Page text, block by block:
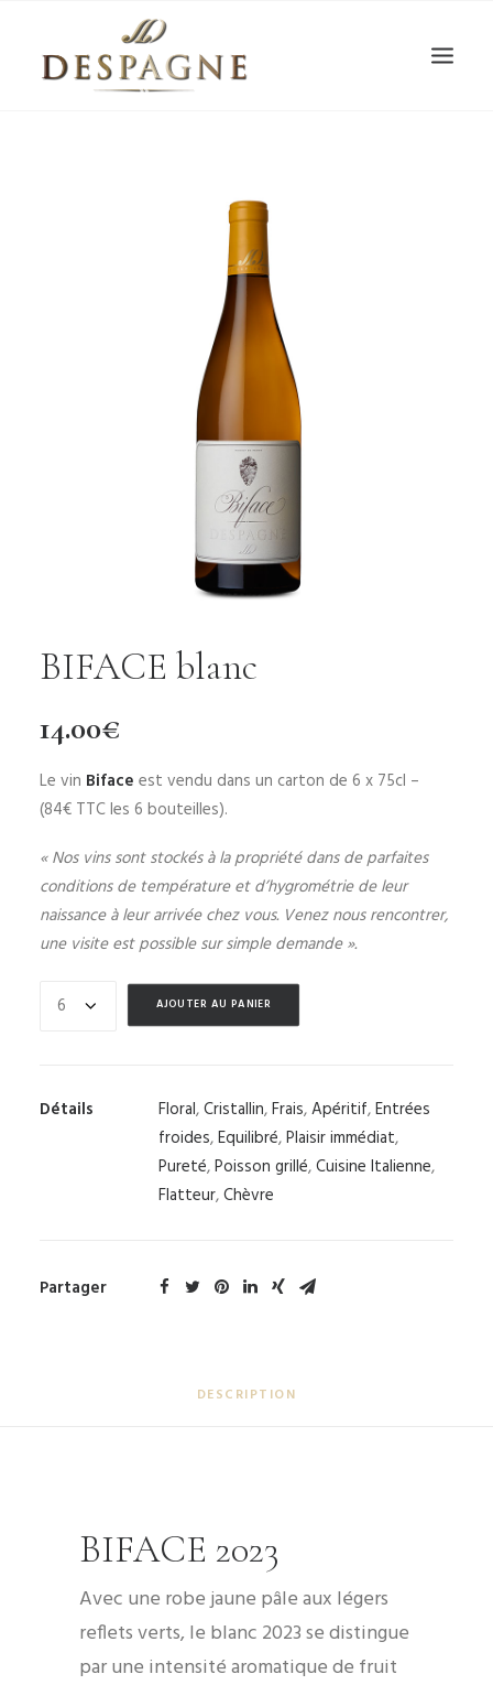
Recherche
Login / Register
Panier
BIFACE blanc
14.00€
Le vin Biface est vendu dans un carton de 6 x 75cl –
(84€ TTC les 6 bouteilles).
« Nos vins sont stockés à la propriété dans de parfaites
conditions de température et d’hygrométrie de leur
naissance à leur arrivée chez vous. Venez nous rencontrer,
une visite est possible sur simple demande ».
AJOUTER AU PANIER
Détails Floral,Cristallin,Frais,Apéritif,Entrées
froides,Equilibré,Plaisir immédiat,
Pureté,Poisson grillé,Cuisine Italienne,
Flatteur,Chèvre
Partager
DESCRIPTION
BIFACE 2023
Avec une robe jaune pâle aux légers
reflets verts, le blanc 2023 se distingue
par une intensité aromatique de fruit